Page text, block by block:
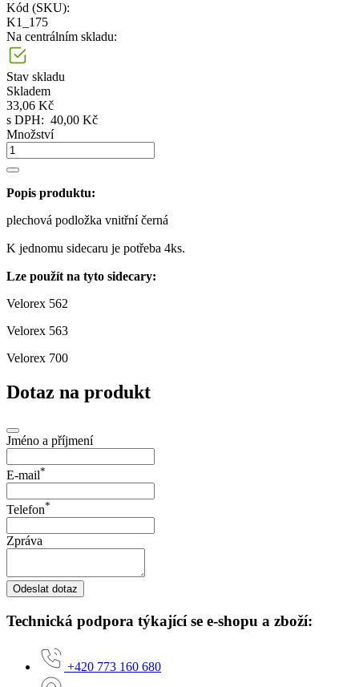
Kód (SKU):
K1_175
Na centrálním skladu:
Stav skladu
Skladem
33,06 Kč
s DPH: 40,00 Kč
Množství
Popis produktu:
plechová podložka vnitřní černá
K jednomu sidecaru je potřeba 4ks.
Lze použít na tyto sidecary:
Velorex 562
Velorex 563
Velorex 700
Dotaz na produkt
Jméno a příjmení
E-mail*
Telefon*
Zpráva
Odeslat dotaz
Technická podpora týkající se e-shopu a zboží:
+420 773 160 680